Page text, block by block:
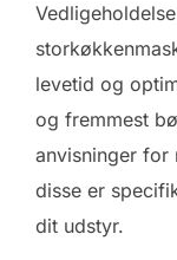
levetid og
og fremmest
anvisninger for
disse er
dit udstyr.